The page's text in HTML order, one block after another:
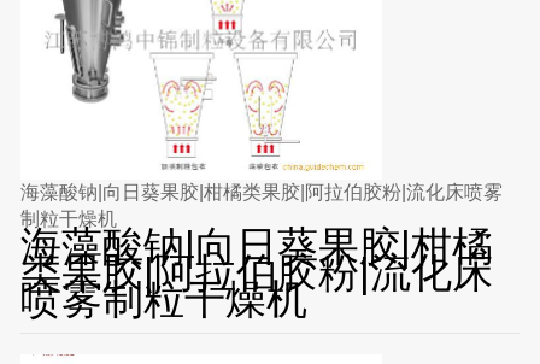
海藻酸钠|向日葵果胶|柑橘类果胶|阿拉伯胶粉|流化床喷雾
制粒干燥机
海藻酸钠|向日葵果胶|柑橘
类果胶|阿拉伯胶粉|流化床
喷雾制粒干燥机